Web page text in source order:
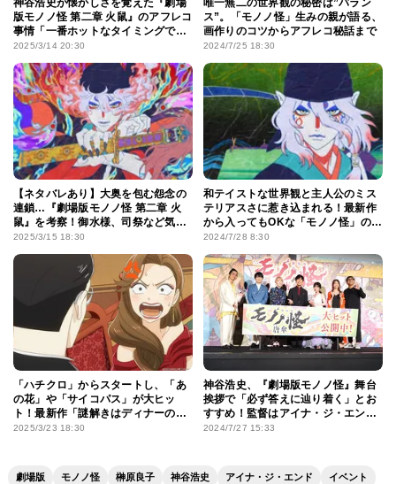
神谷浩史が懐かしさを覚えた『劇場
版モノノ怪 第二章 火鼠』のアフレコ
事情「一番ホットなタイミングで収
録できた」
2025/3/14 20:30
唯一無二の世界観の秘密は”バラン
ス”。「モノノ怪」生みの親が語る、
画作りのコツからアフレコ秘話まで
2024/7/25 18:30
【ネタバレあり】大奥を包む怨念の
連鎖…『劇場版モノノ怪 第二章 火
鼠』を考察！御水様、司祭など気に
なるワードも振り返り
2025/3/15 18:30
和テイストな世界観と主人公のミス
テリアスさに惹き込まれる！最新作
から入ってもOKな「モノノ怪」の魅
力
2024/7/28 8:30
「ハチクロ」からスタートし、「あ
の花」や「サイコパス」が大ヒッ
ト！最新作「謎解きはディナーのあ
とで」に至るノイタミナの20年を振
2025/3/23 18:30
神谷浩史、『劇場版モノノ怪』舞台
挨拶で「必ず答えに辿り着く」とお
すすめ！監督はアイナ・ジ・エンド
のMVに「どハマり中！」と愛が爆発
2024/7/27 15:33
劇場版 モノノ怪 榊󠄀原良子 神谷浩史 アイナ・ジ・エンド イベント